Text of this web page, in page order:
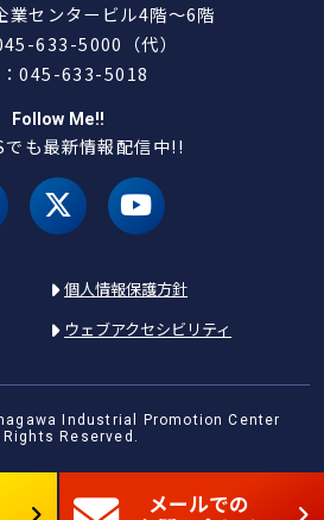
業センタービル4階～6階
633-5000（代）
：045-633-5018
Follow Me!!
でも最新情報配信中!!
X（旧 twitter）
youtube
個人情報保護方針
ウェブアクセシビリティ
Industrial Promotion Center
Reserved.
メールでの